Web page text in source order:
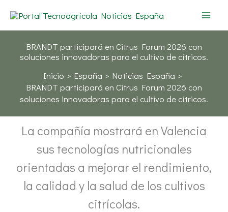
contenido
BRANDT participará en Citrus Forum 2026 con
soluciones innovadoras para el cultivo de cítricos.
Inicio
España
Noticias España
BRANDT participará en Citrus Forum 2026 con
soluciones innovadoras para el cultivo de cítricos.
La compañía mostrará en Valencia
sus tecnologías nutricionales
orientadas a mejorar el rendimiento,
la calidad y la salud de los cultivos
citrícolas.